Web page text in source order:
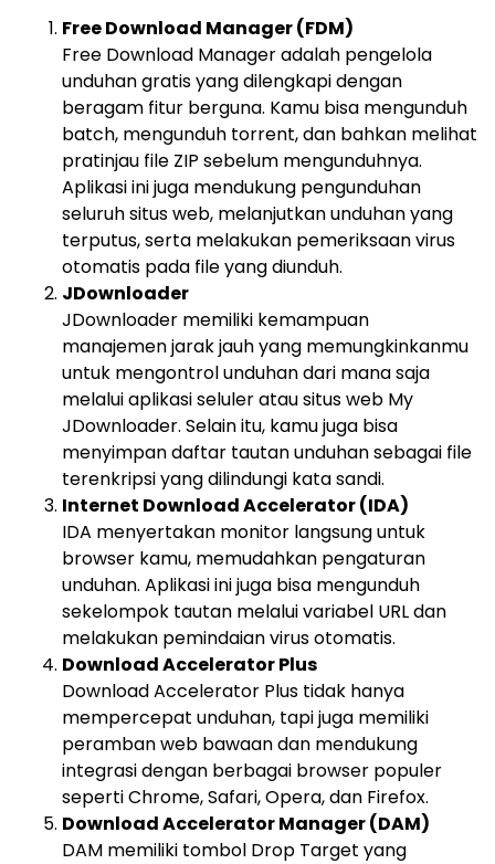
Free Download Manager (FDM)
Free Download Manager adalah pengelola
unduhan gratis yang dilengkapi dengan
beragam fitur berguna. Kamu bisa mengunduh
batch, mengunduh torrent, dan bahkan melihat
pratinjau file ZIP sebelum mengunduhnya.
Aplikasi ini juga mendukung pengunduhan
seluruh situs web, melanjutkan unduhan yang
terputus, serta melakukan pemeriksaan virus
otomatis pada file yang diunduh.
JDownloader
JDownloader memiliki kemampuan
manajemen jarak jauh yang memungkinkanmu
untuk mengontrol unduhan dari mana saja
melalui aplikasi seluler atau situs web My
JDownloader. Selain itu, kamu juga bisa
menyimpan daftar tautan unduhan sebagai file
terenkripsi yang dilindungi kata sandi.
Internet Download Accelerator (IDA)
IDA menyertakan monitor langsung untuk
browser kamu, memudahkan pengaturan
unduhan. Aplikasi ini juga bisa mengunduh
sekelompok tautan melalui variabel URL dan
melakukan pemindaian virus otomatis.
Download Accelerator Plus
Download Accelerator Plus tidak hanya
mempercepat unduhan, tapi juga memiliki
peramban web bawaan dan mendukung
integrasi dengan berbagai browser populer
seperti Chrome, Safari, Opera, dan Firefox.
Download Accelerator Manager (DAM)
DAM memiliki tombol Drop Target yang